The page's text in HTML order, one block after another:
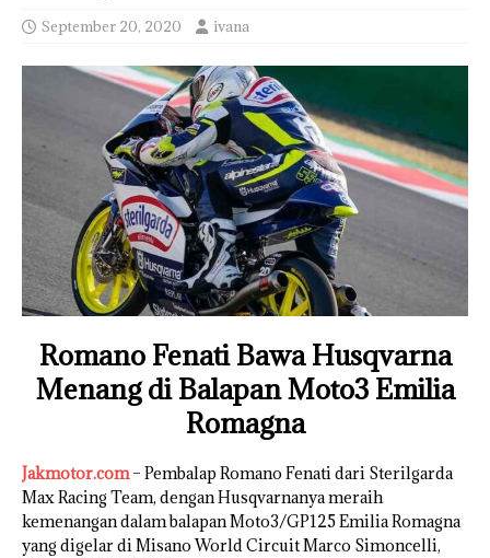
September 20, 2020 ivana
Romano Fenati Bawa Husqvarna
Menang di Balapan Moto3 Emilia
Romagna
Jakmotor.com– Pembalap Romano Fenati dari Sterilgarda
Max Racing Team, dengan Husqvarnanya meraih
kemenangan dalam balapan Moto3/GP125 Emilia Romagna
yang digelar di Misano World Circuit Marco Simoncelli,